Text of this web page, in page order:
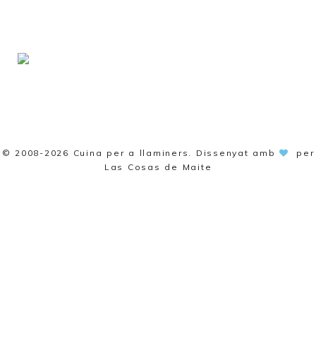
© 2008-2026 Cuina per a llaminers . Dissenyat amb
per
Las Cosas de Maite